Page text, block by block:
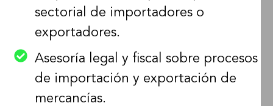
sectorial de importadores o
exportadores.
Asesoría legal y fiscal sobre procesos
de importación y exportación de
mercancías.